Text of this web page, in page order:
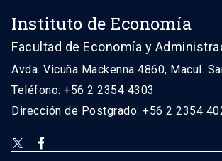
Instituto de Economía
Facultad de Economía y
Avda. Vicuña Mackenna 4860, Macul.
Teléfono: +56 2 2354 4303
Dirección de Postgrado: +56 2 2354